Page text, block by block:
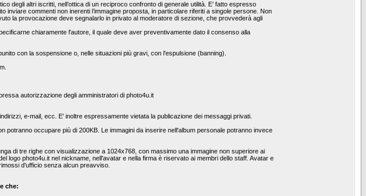
degli altri iscritti, nell’ottica di un reciproco confronto di generale utilità. E’ fatto espresso
commenti non inerenti l’immagine proposta, in particolare riferiti a singole persone. Non
la provocazione deve segnalarlo in privato al moderatore di sezione, che provvederà agli
chiaramente l'autore, il quale deve aver preventivamente dato il consenso alla
con la sospensione o, nelle situazioni più gravi, con l'espulsione (banning).
autorizzazione degli amministratori di photo4u.it
e-mail, ecc. E' inoltre espressamente vietata la publicazione dei messaggi privati.
occupare più di 200KB. Le immagini da inserire nell'album personale potranno invece
di tre righe con visualizzazione a 1024x768, con massimo una immagine non superiore ai
logo photo4u.it nel nickname, nell'avatar e nella firma è riservato ai membri dello staff. Avatar e
d'ufficio senza alcun preavviso.
che: